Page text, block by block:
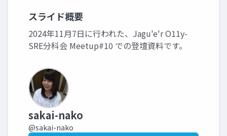
スライド概要
2024年11月7日に行われた、Jagu'e'r O11y-
SRE分科会 Meetup#10 での登壇資料です。
sakai-nako
@sakai-nako